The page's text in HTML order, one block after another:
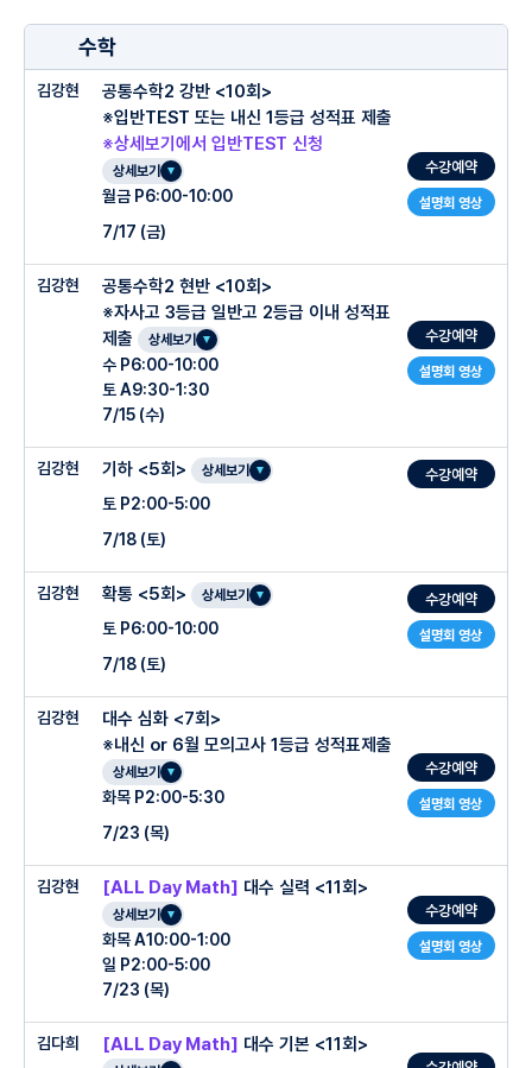
유형별 풀이법부터 소재별 배경지식까지 촘촘히 실력 쌓기
최신동향 3개년 평가원 기출 풀이
어휘 양적 학습 및 암기 훈련
수능 독해의 가장 효율적인 방법론적 접근
-이론 수업으로 끝나지 않고 학교별 기출 문제 어휘 실전력 배양
-수업 시간에 배운 어휘가 포함된 모의고사 & 수능 독해 문제를 통해 독해력과 응용력
확장
○ 관리 프로그램
-학생 7~8명당 조교T 1명 배치
-Voca King Reward System (1등 상품권 Reward / 통과자 전원 기프티콘)
-전원 Clinic 시스템
:Clinic은 1시간~1시간 반정도 진행
: 수업후 진행하는 것을 지향하나 시간이 안될 경우 제공되는 시간 중 선택
: Clinic 시간에 재시험 / 교재 QnA / 학생별 수준별 Half 모의고사 (10문제 / 17
-조교 선생님 전원 SKY & 의대 출신 전문 조교 선생님들로 구성
-1:1 Clinic에서 매주 학생별 상담을 기본으로 하고 개인별 약점을 채울 개인별 교재
○ 주차별 진도 계획
1주차 : 필수 Voca [1] + 학교별 기출 어휘 문제 (1) + 수능,평가원 빈칸, 어휘 독해
필수 Voca [3] + 학교별 기출 어휘 문제 (3) + 수능,평가원 빈칸 어휘독해
4주차 : 필수 Voca [4] + 학교별 기출 어휘 문제 (4) + 수능,평가원 빈칸 어휘독해
※ 필수 Voca : 내신, 수능 필수 어휘 1600 [중요 어근 / 접두사 / 접미사 / 파생어]
+ 학교별 기출 어휘 문제
약점독해 : 3개년 수능,평가원 기출 (빈칸/순서/삽입) + 수능 독해를 가지고 어휘 확장,
집중 독해 훈련
문법 : 필수 문법 기본 학습 & 모의고사 핵심 문법 문제 풀이
○ 수업특징
-고난도 독해 지문을 정확하고 빠르게 풀고 싶은 학생
-정확한 독해를 하기 위해 고난도 어휘와 필수 문법을 빠르게 정리하고 싶은 학생
-수학 학습의 부담으로 최소한의 노력으로 최대한의 효과를 얻고자 하는 학생
행 고등 어휘 기출 정리 & 테스트
그 주 어휘는 그 주에 꼭 해결 (현장 Clinic 재시험 후 파생어 정리)
내신 기출 문제 (자사,전사,외고) + 모의고사 어휘 기출 풀이를 통한 실전력 배양
: 현장 Clinic 시간 강남 내신 기출 + 모의고사 핵심 어휘 정리본 암기 Test 시행
주제 Part (함축의미 추론 / 빈칸) & 논리 Part (통일성 / 순서 / 삽입) 집중 훈련
: 정답률 30-40% (4주) + 정답률 20-30% (4주) 고난도 빈 / 순 / 삽 project
수업시간에 보는 고3 Full set 모의고사 (듣기제외)를 통한 실전력 배양 훈련
& Feedback
-Grammar [ 내신 기출 + 모의고사 기출 문제풀이 ]
매시간 수업 & 과제 부분에 대한 필기 NOTE 제공
수학
김강현
설명회 영상
공통수학2 강반 <10회>
※입반TEST 또는 내신 1등급 성적표 제출
※상세보기에서 입반TEST 신청
상세보기
월금 P6:00-10:00
7/17 (금)
수강예약
〔입반TEST〕
범위: 공수2 / 문항수: 기본 12문항, 심화 9문항 / 소요시간:
김강현
설명회 영상
공통수학2 현반 <10회>
※자사고 3등급 일반고 2등급 이내 성적표
제출
상세보기
수 P6:00-10:00
토 A9:30-1:30
7/15 (수)
수강예약
김강현 기하 <5회> 상세보기
토 P2:00-5:00
7/18 (토)
수강예약
김강현
설명회 영상
확통 <5회> 상세보기
토 P6:00-10:00
7/18 (토)
수강예약
김강현
설명회 영상
대수 심화 <7회>
※내신 or 6월 모의고사 1등급 성적표제출
상세보기
화목 P2:00-5:30
7/23 (목)
수강예약
김강현
설명회 영상
[ALL Day Math] 대수 실력 <11회>
상세보기
화목 A10:00-1:00
일 P2:00-5:00
7/23 (목)
수강예약
김다희 [ALL Day Math] 대수 기본 <11회>